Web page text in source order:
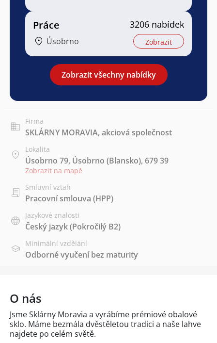
Práce
Úsobrno
3206 nabídek
Zobrazit
Zobrazit všechny nabídky
Firma
SKLÁRNY MORAVIA, akciová společnost
Lokalita
Úsobrno 79, Úsobrno (Blansko), 679 39
Zobrazit na mapě
Smluvní vztah
Pracovní smlouva (HPP)
Jazykové znalosti
Český jazyk(Pokročilý B2)
Minimální vzdělání
Odborné vyučení bez maturity
O nás
Jsme Sklárny Moravia a vyrábíme prémiové obalové
sklo. Máme bezmála dvěstěletou tradici a naše lahve
najdete po celém světě.